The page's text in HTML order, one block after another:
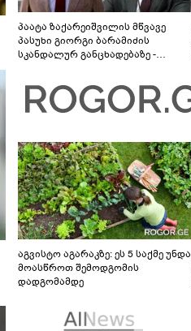
პაატა ზაქარეიშვილის მწვავე
პასუხი გიორგი ბარამიძის
სკანდალურ განცხადებაზე -
გადმოვასვენე... ბარამიძე კი
ტყუის"
აგვისტო აგარაკზე: ეს 5 საქმე უნდა
მოასწროთ შემოდგომის
დადგომამდე